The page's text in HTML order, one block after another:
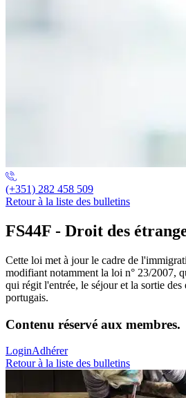
(+351) 282 458 509
Retour à la liste des bulletins
FS44F - Droit des
Cette loi met à jour le cadre de
modifiant notamment la loi n° 23/2007,
qui régit l'entrée, le séjour et la sortie des
portugais.
Contenu réservé aux membres.
LoginAdhérer
Retour à la liste des bulletins